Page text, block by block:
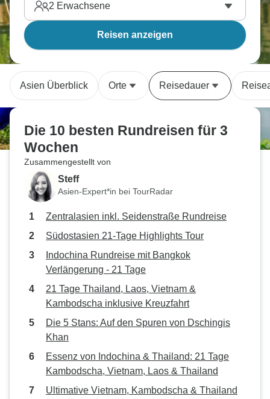
2 Erwachsene
Reisen anzeigen
Asien Überblick Orte Reisedauer
Die 10 besten Rundreisen für 3
Wochen
Zusammengestellt von
Steff
Asien-Expert*in bei TourRadar
Zentralasien inkl. Seidenstraße Rundreise
Südostasien 21-Tage Highlights Tour
Indochina Rundreise mit Bangkok
Verlängerung - 21 Tage
21 Tage Thailand, Laos, Vietnam &
Kambodscha inklusive Kreuzfahrt
Die 5 Stans: Auf den Spuren von Dschingis
Khan
Essenz von Indochina & Thailand: 21 Tage
Kambodscha, Vietnam, Laos & Thailand
Ultimative Vietnam, Kambodscha & Thailand